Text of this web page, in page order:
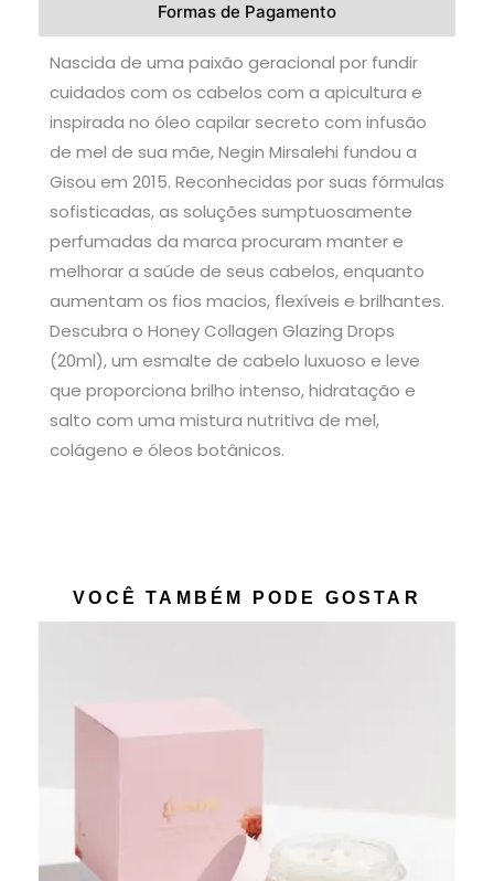
Formas de Pagamento
Nascida de uma paixão geracional por fundir
cuidados com os cabelos com a apicultura e
inspirada no óleo capilar secreto com infusão
de mel de sua mãe, Negin Mirsalehi fundou a
Gisou em 2015. Reconhecidas por suas fórmulas
sofisticadas, as soluções sumptuosamente
perfumadas da marca procuram manter e
melhorar a saúde de seus cabelos, enquanto
aumentam os fios macios, flexíveis e brilhantes.
Descubra o Honey Collagen Glazing Drops
(20ml), um esmalte de cabelo luxuoso e leve
que proporciona brilho intenso, hidratação e
salto com uma mistura nutritiva de mel,
colágeno e óleos botânicos.
VOCÊ TAMBÉM PODE GOSTAR